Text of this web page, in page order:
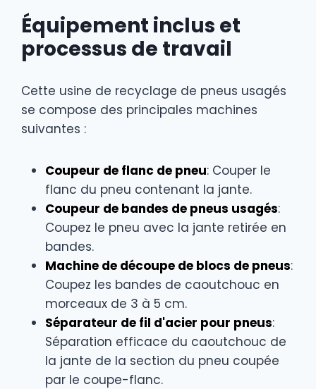
Équipement inclus et
processus de travail
Cette usine de recyclage de pneus usagés
se compose des principales machines
suivantes :
Coupeur de flanc de pneu: Couper le
flanc du pneu contenant la jante.
Coupeur de bandes de pneus usagés:
Coupez le pneu avec la jante retirée en
bandes.
Machine de découpe de blocs de pneus:
Coupez les bandes de caoutchouc en
morceaux de 3 à 5 cm.
Séparateur de fil d'acier pour pneus:
Séparation efficace du caoutchouc de
la jante de la section du pneu coupée
par le coupe-flanc.